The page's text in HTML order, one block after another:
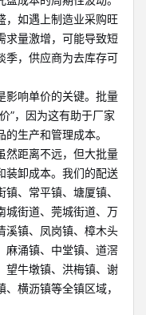
，如遇上制造业采购旺
求量激增，可能导致短
季，供应商为去库存可
影响单价的关键。批量
”，因为这有助于厂家
生产和管理成本。
然距离不远，但大批量
装卸成本。我们的配送
、常平镇、塘厦镇、
城街道、莞城街道、万
溪镇、凤岗镇、樟木头
麻涌镇、中堂镇、道滘
望牛墩镇、洪梅镇、谢
横沥镇等全镇区域，